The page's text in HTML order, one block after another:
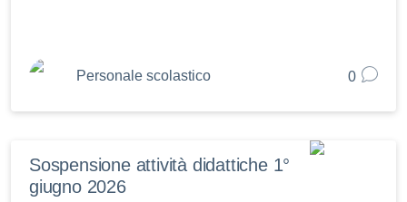
Personale scolastico 0
Sospensione attività didattiche 1°
giugno 2026